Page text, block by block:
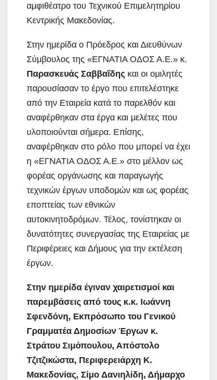
αμφιθέατρο του Τεχνικού Επιμελητηρίου
Κεντρικής Μακεδονίας.
Στην ημερίδα ο Πρόεδρος και Διευθύνων
Σύμβουλος της «ΕΓΝΑΤΙΑ ΟΔΟΣ Α.Ε.» κ.
Παρασκευάς Σαββαΐδης και οι ομιλητές
παρουσίασαν το έργο που επιτελέστηκε
από την Εταιρεία κατά το παρελθόν και
αναφέρθηκαν στα έργα και μελέτες που
υλοποιούνται σήμερα. Επίσης,
αναφέρθηκαν στο ρόλο που μπορεί να έχει
η «ΕΓΝΑΤΙΑ ΟΔΟΣ Α.Ε.» στο μέλλον ως
φορέας οργάνωσης και παραγωγής
τεχνικών έργων υποδομών και ως φορέας
εποπτείας των εθνικών
αυτοκινητοδρόμων. Τέλος, τονίστηκαν οι
δυνατότητες συνεργασίας της Εταιρείας με
Περιφέρειες και Δήμους για την εκτέλεση
έργων.
Στην ημερίδα έγιναν χαιρετισμοί και
παρεμβάσεις από τους κ.κ. Ιωάννη
Σφενδόνη, Εκπρόσωπο του Γενικού
Γραμματέα Δημοσίων Έργων κ.
Στράτου Σιμόπουλου, Απόστολο
Τζιτζικώστα, Περιφερειάρχη Κ.
Μακεδονίας, Σίμο Δανιηλίδη, Δήμαρχο